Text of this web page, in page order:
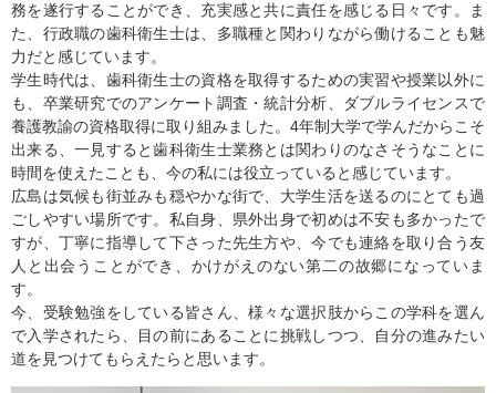
務を遂行することができ、充実感と共に責任を感じる日々です。ま
た、行政職の歯科衛生士は、多職種と関わりながら働けることも魅
力だと感じています。
学生時代は、歯科衛生士の資格を取得するための実習や授業以外に
も、卒業研究でのアンケート調査・統計分析、ダブルライセンスで
養護教諭の資格取得に取り組みました。4年制大学で学んだからこそ
出来る、一見すると歯科衛生士業務とは関わりのなさそうなことに
時間を使えたことも、今の私には役立っていると感じています。
広島は気候も街並みも穏やかな街で、大学生活を送るのにとても過
ごしやすい場所です。私自身、県外出身で初めは不安も多かったで
すが、丁寧に指導して下さった先生方や、今でも連絡を取り合う友
人と出会うことができ、かけがえのない第二の故郷になっていま
す。
今、受験勉強をしている皆さん、様々な選択肢からこの学科を選ん
で入学されたら、目の前にあることに挑戦しつつ、自分の進みたい
道を見つけてもらえたらと思います。